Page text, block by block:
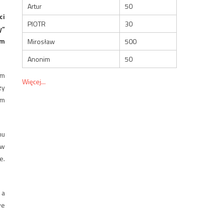
Artur
50
PIOTR
30
Mirosław
500
Anonim
50
Więcej...